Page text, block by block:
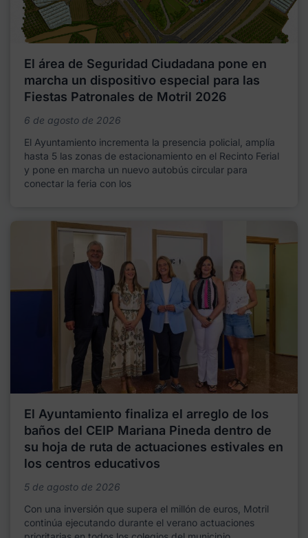
El área de Seguridad Ciudadana pone en
marcha un dispositivo especial para las
Fiestas Patronales de Motril 2026
6 de agosto de 2026
El Ayuntamiento incrementa la presencia policial, amplía
hasta 5 las zonas de estacionamiento en el Recinto Ferial
y pone en marcha un nuevo autobús circular para
conectar la feria con los
El Ayuntamiento finaliza el arreglo de los
baños del CEIP Mariana Pineda dentro de
su hoja de ruta de actuaciones estivales en
los centros educativos
5 de agosto de 2026
Con una inversión que supera el millón de euros, Motril
continúa ejecutando durante el verano actuaciones